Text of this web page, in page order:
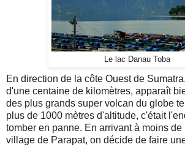
Le lac Danau Toba
En direction de la côte Ouest de
d'une centaine de kilomètres, apparaît
des plus grands super volcan du globe
plus de 1000 mètres d'altitude, c'était
tomber en panne. En arrivant à moins de
village de Parapat, on décide de faire